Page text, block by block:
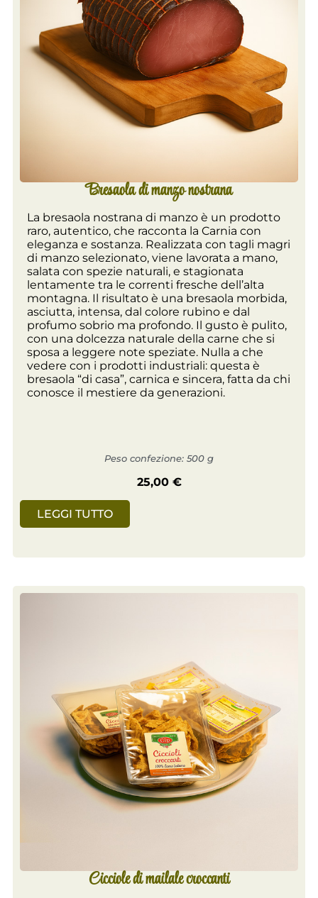
Bresaola di manzo nostrana
La bresaola nostrana di manzo è un prodotto
raro, autentico, che racconta la Carnia con
eleganza e sostanza. Realizzata con tagli magri
di manzo selezionato, viene lavorata a mano,
salata con spezie naturali, e stagionata
lentamente tra le correnti fresche dell’alta
montagna. Il risultato è una bresaola morbida,
asciutta, intensa, dal colore rubino e dal
profumo sobrio ma profondo. Il gusto è pulito,
con una dolcezza naturale della carne che si
sposa a leggere note speziate. Nulla a che
vedere con i prodotti industriali: questa è
bresaola “di casa”, carnica e sincera, fatta da chi
conosce il mestiere da generazioni.
Peso confezione: 500 g
25,00 €
LEGGI TUTTO
Cicciole di mailale croccanti